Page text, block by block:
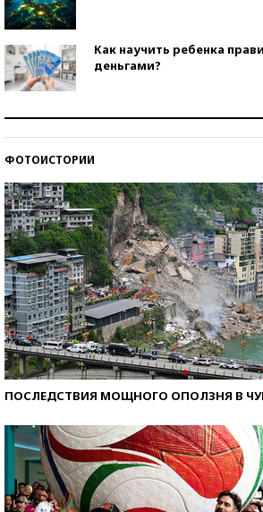
Как научить ребенка
деньгами?
ФОТОИСТОРИИ
ПОСЛЕДСТВИЯ МОЩНОГО ОПОЛЗНЯ В